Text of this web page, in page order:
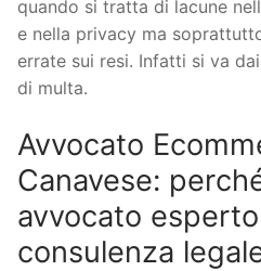
quando si tratta di lacune
e nella privacy ma
errate sui resi. Infatti si va
di multa.
Avvocato
Canavese:
avvocato
consulenza